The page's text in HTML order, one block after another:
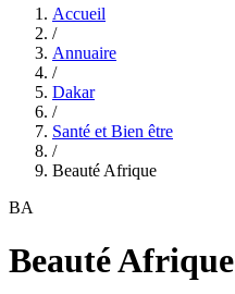
Accueil
/
Annuaire
/
Dakar
/
Santé et Bien être
/
Beauté Afrique
BA
Beauté Afrique